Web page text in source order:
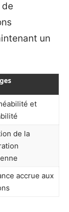
un
et
de la
accrue aux